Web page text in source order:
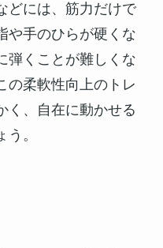
どには、筋力だけで
や手のひらが硬くな
弾くことが難しくな
の柔軟性向上のトレ
く、自在に動かせる
。